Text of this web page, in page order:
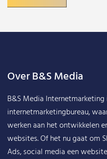
Over B&S Media
B&S Media Internetmarketing
internetmarketingbureau,
werken aan het ontwikkelen
websites. Of het nu gaat om
Ads, social media een